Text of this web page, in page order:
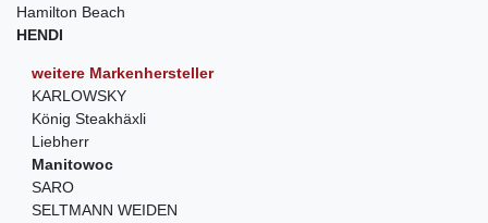
Hamilton Beach
HENDI
weitere Markenhersteller
KARLOWSKY
König Steakhäxli
Liebherr
Manitowoc
SARO
SELTMANN WEIDEN